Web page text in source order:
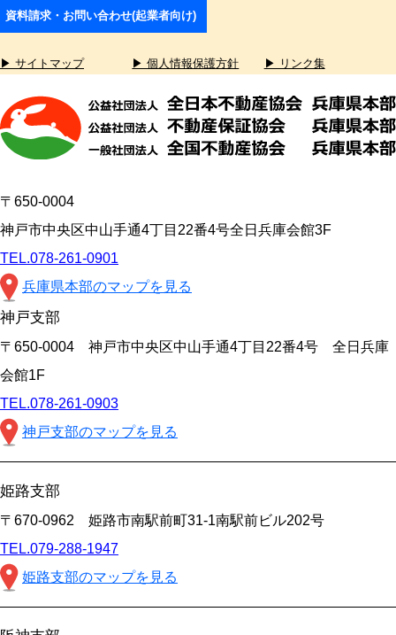
資料請求・お問い合わせ(起業者向け)
▶ サイトマップ ▶ 個人情報保護方針 ▶ リンク集
〒650-0004
神戸市中央区中山手通4丁目22番4号全日兵庫会館3F
TEL.078-261-0901
兵庫県本部のマップを見る
神戸支部
〒650-0004 神戸市中央区中山手通4丁目22番4号 全日兵庫
会館1F
TEL.078-261-0903
神戸支部のマップを見る
姫路支部
〒670-0962 姫路市南駅前町31-1南駅前ビル202号
TEL.079-288-1947
姫路支部のマップを見る